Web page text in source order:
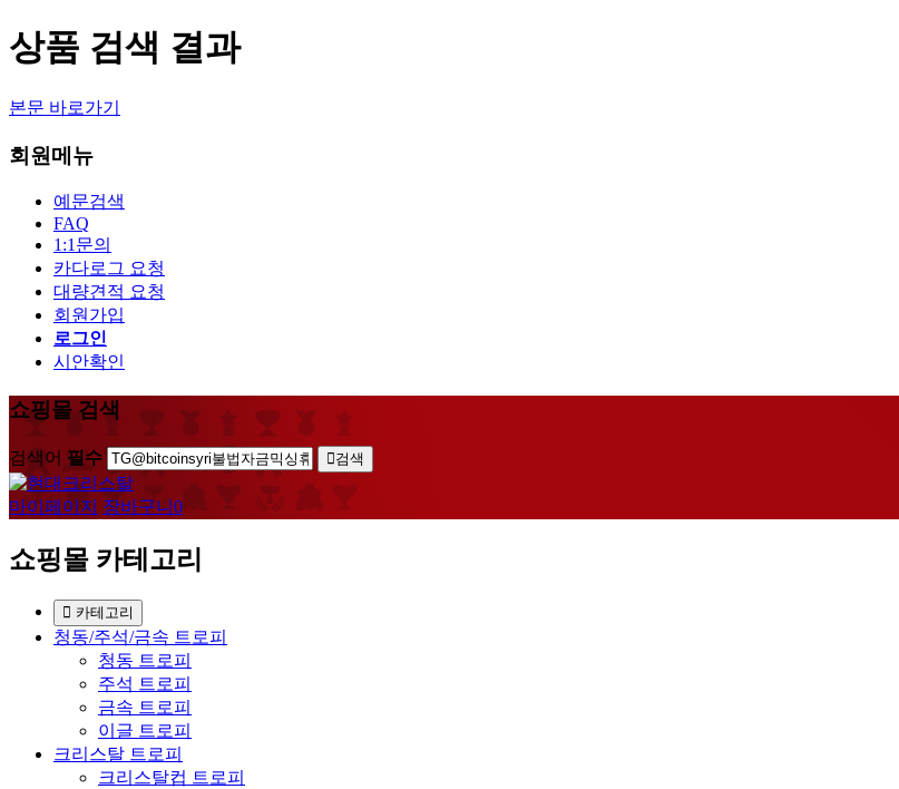
상품 검색 결과
본문 바로가기
회원메뉴
예문검색
FAQ
1:1문의
카다로그 요청
대량견적 요청
회원가입
로그인
시안확인
쇼핑몰 검색
검색어 필수 검색
마이페이지 장바구니 0
쇼핑몰 카테고리
카테고리
청동/주석/금속 트로피
청동 트로피
주석 트로피
금속 트로피
이글 트로피
크리스탈 트로피
크리스탈컵 트로피